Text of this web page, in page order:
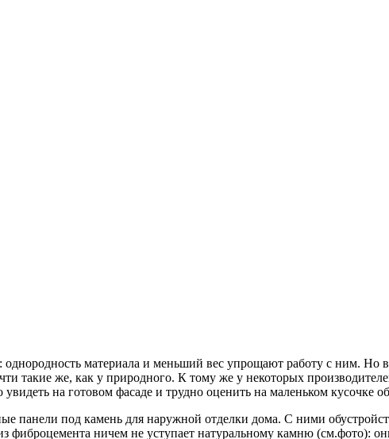
материала и меньший вес упрощают работу с ним. Но
такие же, как у природного. К тому же у некоторых
на готовом фасаде и трудно оценить на маленьком кусочке
панели под камень для наружной отделки дома. С ними
ничем не уступает натуральному камню (см.фото):